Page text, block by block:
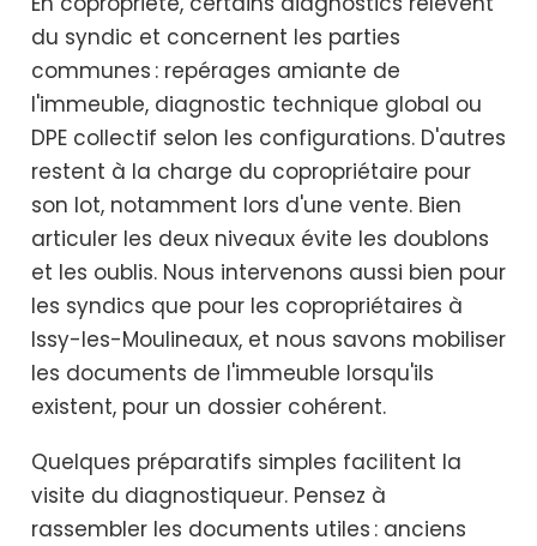
du syndic et concernent les parties
communes : repérages amiante de
l'immeuble, diagnostic technique global ou
DPE collectif selon les configurations. D'autres
restent à la charge du copropriétaire pour
son lot, notamment lors d'une vente. Bien
articuler les deux niveaux évite les doublons
et les oublis. Nous intervenons aussi bien pour
les syndics que pour les copropriétaires à
Issy-les-Moulineaux, et nous savons mobiliser
les documents de l'immeuble lorsqu'ils
existent, pour un dossier cohérent.
Quelques préparatifs simples facilitent la
visite du diagnostiqueur. Pensez à
rassembler les documents utiles : anciens